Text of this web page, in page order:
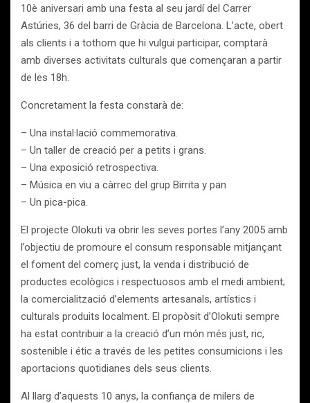
10è aniversari amb una festa al seu jardí del Carrer
Astúries, 36 del barri de Gràcia de Barcelona. L’acte, obert
als clients i a tothom que hi vulgui participar, comptarà
amb diverses activitats culturals que començaran a partir
de les 18h.
Concretament la festa constarà de:
– Una instal·lació commemorativa.
– Un taller de creació per a petits i grans.
– Una exposició retrospectiva.
– Música en viu a càrrec del grup Birrita y pan
– Un pica-pica.
El projecte Olokuti va obrir les seves portes l’any 2005 amb
l’objectiu de promoure el consum responsable mitjançant
el foment del comerç just, la venda i distribució de
productes ecològics i respectuosos amb el medi ambient;
la comercialització d’elements artesanals, artístics i
culturals produits localment. El propòsit d’Olokuti sempre
ha estat contribuir a la creació d’un món més just, ric,
sostenible i étic a través de les petites consumicions i les
aportacions quotidianes dels seus clients.
Al llarg d’aquests 10 anys, la confiança de milers de